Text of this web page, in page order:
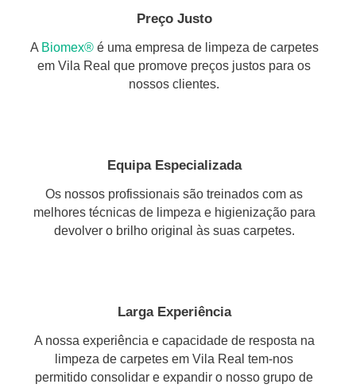
Preço Justo
A Biomex®é uma empresa de limpeza de carpetes
em Vila Real que promove preços justos para os
nossos clientes.
Equipa Especializada
Os nossos profissionais são treinados com as
melhores técnicas de limpeza e higienização para
devolver o brilho original às suas carpetes.
Larga Experiência
A nossa experiência e capacidade de resposta na
limpeza de carpetes em Vila Real tem-nos
permitido consolidar e expandir o nosso grupo de